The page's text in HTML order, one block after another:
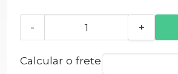
- +
Calcular o frete